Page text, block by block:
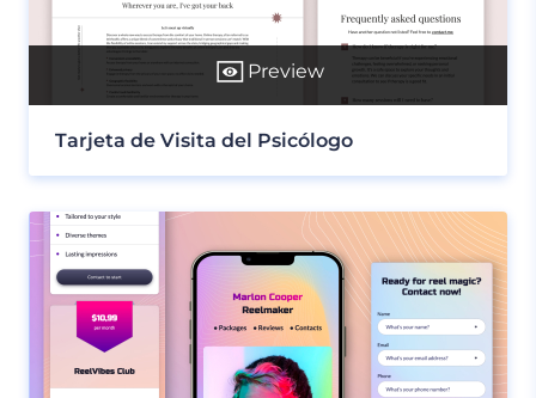
Preview
Tarjeta de Visita del Psicólogo